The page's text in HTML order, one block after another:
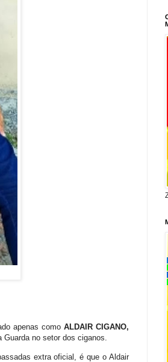
apenas como ALDAIR CIGANO,
no setor dos ciganos.
extra oficial, é que o Aldair